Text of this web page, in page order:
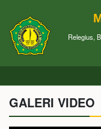
Relegius,
GALERI VIDEO